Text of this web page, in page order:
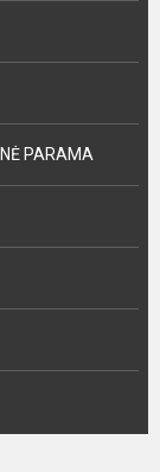
PARAMA